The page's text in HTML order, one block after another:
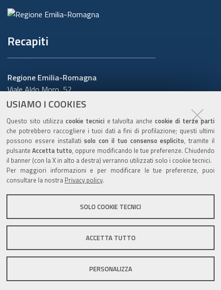
USIAMO I COOKIES
Questo sito utilizza cookie tecnici e talvolta anchecookie di terze parti
che potrebbero raccogliere i tuoi dati a fini di profilazione; questi ultimi
possono essere installatisolo con il tuo consenso esplicito, tramite il
pulsanteAccetta tutto, oppure modificando le tue preferenze. Chiudendo
il banner (con la X in alto a destra) verranno utilizzati solo i cookie tecnici.
Per maggiori informazioni e per modificare le tue preferenze, puoi
consultare la nostra Privacy policy.
SOLO COOKIE TECNICI
ACCETTA TUTTO
PERSONALIZZA
Recapiti
Regione Emilia-Romagna
Viale Aldo Moro, 52
40127 Bologna
Cerca telefoni o indirizzi
URP
www.regione.emilia-romagna.it/urp
C.F. 800.625.903.79